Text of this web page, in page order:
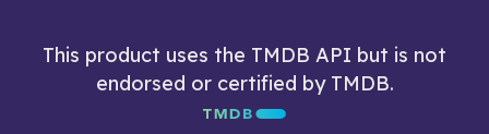
This product uses the TMDB API but is not
endorsed or certified by TMDB.